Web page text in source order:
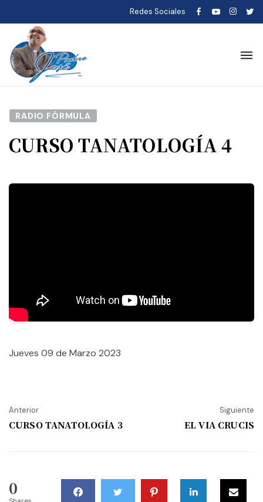
Redes Sociales
RADIO FÓRMULA
CURSO TANATOLOGÍA 4
Jueves 09 de Marzo 2023
Anterior
CURSO TANATOLOGÍA 3
Siguiente
EL VIA CRUCIS
0